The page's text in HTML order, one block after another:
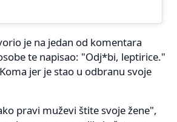
je na jedan od komentara
te napisao: "Odj*bi, leptirice."
jer je stao u odbranu svoje
pravi muževi štite svoje žene",